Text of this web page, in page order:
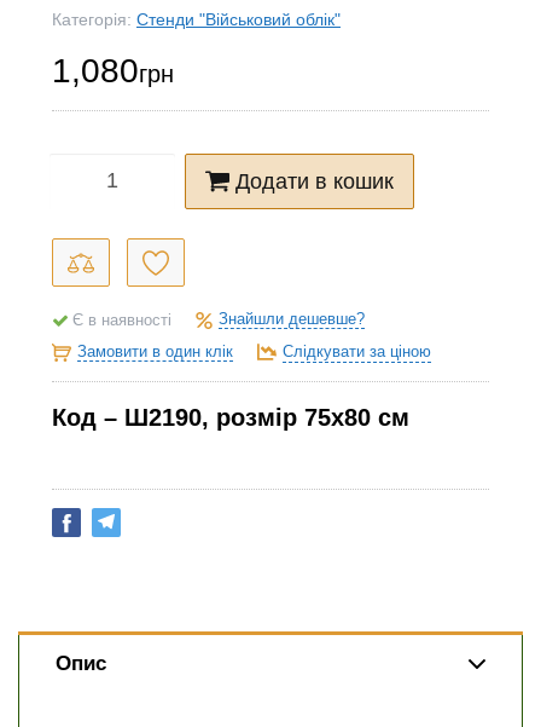
Категорія: Стенди "Військовий облік"
1,080грн
Додати в кошик
Є в наявності
Знайшли дешевше?
Замовити в один клік
Слідкувати за ціною
Код – Ш2190, розмір 75х80 см
Опис